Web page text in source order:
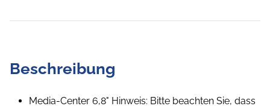
Beschreibung
Media-Center 6,8" Hinweis: Bitte beachten Sie, dass